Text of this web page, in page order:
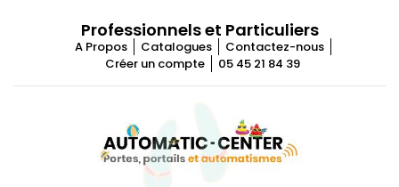
Professionnels et Particuliers
A Propos Catalogues
Contactez-nous
Créer un compte
05 45 21 84 39